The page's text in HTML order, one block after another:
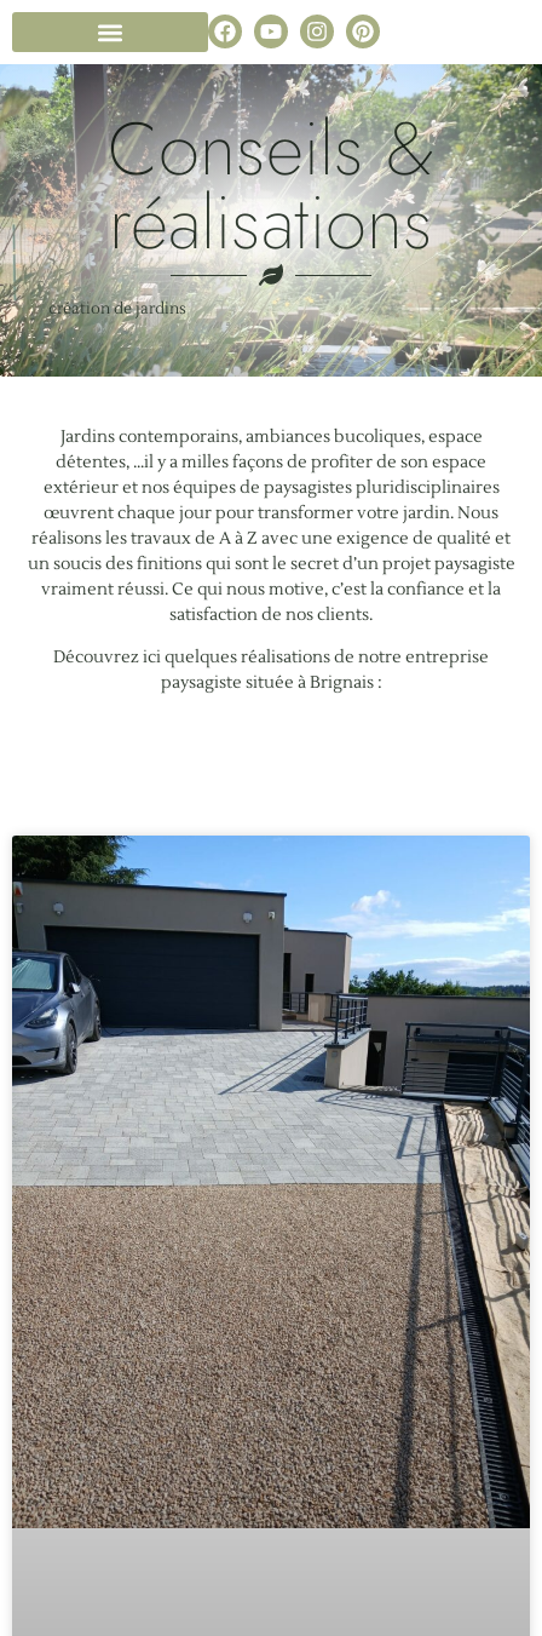
Conseils &
réalisations
création de jardins
Jardins contemporains, ambiances bucoliques, espace
détentes, …il y a milles façons de profiter de son espace
extérieur et nos équipes de paysagistes pluridisciplinaires
œuvrent chaque jour pour transformer votre jardin. Nous
réalisons les travaux de A à Z avec une exigence de qualité et
un soucis des finitions qui sont le secret d’un projet paysagiste
vraiment réussi. Ce qui nous motive, c’est la confiance et la
satisfaction de nos clients.
Découvrez ici quelques réalisations de notre entreprise
paysagiste située à Brignais :